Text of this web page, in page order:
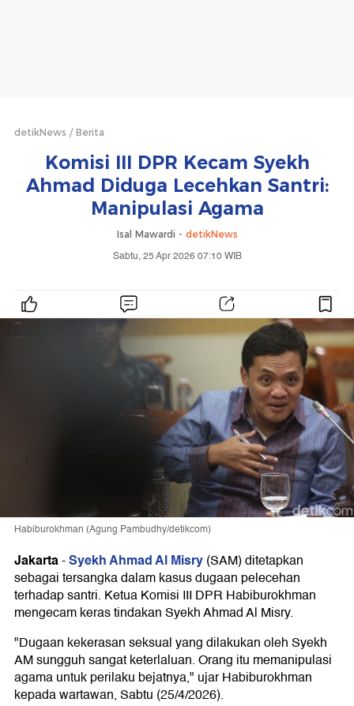
detikNews Berita
Komisi III DPR Kecam Syekh
Ahmad Diduga Lecehkan Santri:
Manipulasi Agama
Isal Mawardi - detikNews
Sabtu, 25 Apr 2026 07:10 WIB
Habiburokhman (Agung Pambudhy/detikcom)
Jakarta-Syekh Ahmad Al Misry(SAM) ditetapkan
sebagai tersangka dalam kasus dugaan pelecehan
terhadap santri. Ketua Komisi III DPR Habiburokhman
mengecam keras tindakan Syekh Ahmad Al Misry.
"Dugaan kekerasan seksual yang dilakukan oleh Syekh
AM sungguh sangat keterlaluan. Orang itu memanipulasi
agama untuk perilaku bejatnya," ujar Habiburokhman
kepada wartawan, Sabtu (25/4/2026).